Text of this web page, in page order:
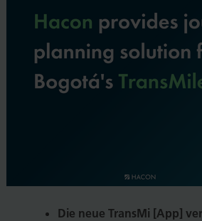
Die neue TransMi [App]